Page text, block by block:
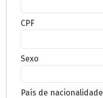
CPF
Sexo
País de nacionalidade